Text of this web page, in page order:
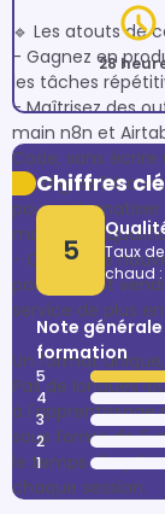
🔹 Les atouts de
- Gagnez en
les tâches
- Maîtrisez des
main n8n et
Code, sans
- Intégrez l'IA
pour
mails ou la
- Créez une
packager et
service de plus
Un format
Pas de longues
à l'apprentissage
sous forme de 6
le temps
chaque session.
28
Chiffres
5
Taux
chaud :
Note
formation
5
4
3
2
1